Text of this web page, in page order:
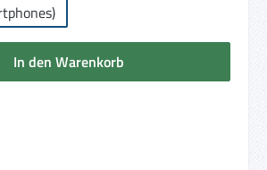
ein oder benutze die Schaltflächen um die
In den Warenkorb